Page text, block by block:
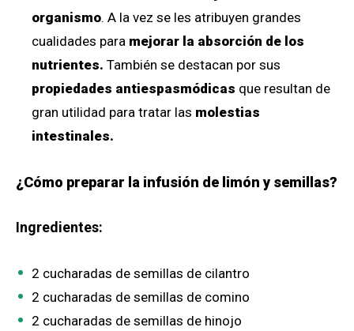
organismo. A la vez se les atribuyen grandes
cualidades para mejorar la absorción de los
nutrientes. También se destacan por sus
propiedades antiespasmódicas que resultan de
gran utilidad para tratar las molestias
intestinales.
¿Cómo preparar la infusión de limón y semillas?
Ingredientes:
2 cucharadas de semillas de cilantro
2 cucharadas de semillas de comino
2 cucharadas de semillas de hinojo